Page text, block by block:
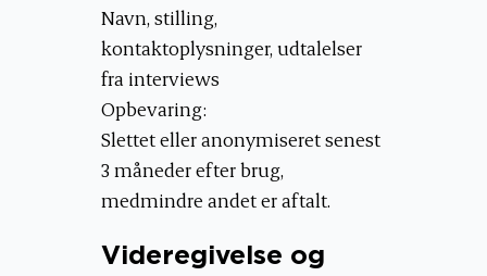
Navn, stilling,
kontaktoplysninger, udtalelser
fra interviews
Opbevaring:
Slettet eller anonymiseret senest
3 måneder efter brug,
medmindre andet er aftalt.
Videregivelse og